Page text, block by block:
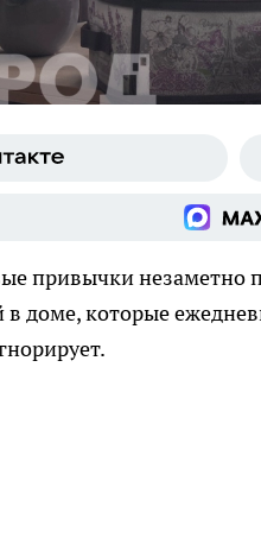
привычки
доме, которые